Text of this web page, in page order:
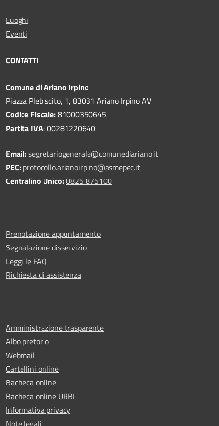
Luoghi
Eventi
CONTATTI
Comune di Ariano Irpino
Piazza Plebiscito, 1, 83031 Ariano Irpino AV
Codice Fiscale:81000350645
Partita IVA:00281220640
Email:segretariogenerale@comunediariano.it
PEC: protocollo.arianoirpino@asmepec.it
Centralino Unico:0825 875100
Prenotazione appuntamento
Segnalazione disservizio
Leggi le FAQ
Richiesta di assistenza
Amministrazione trasparente
Albo pretorio
Webmail
Cartellini online
Bacheca online
Bacheca online URBI
Informativa privacy
Note legali